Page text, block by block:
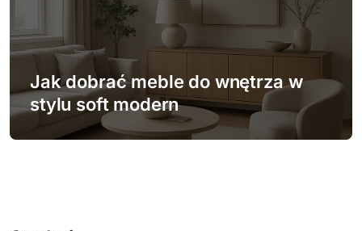
Jak dobrać meble do wnętrza w
stylu soft modern